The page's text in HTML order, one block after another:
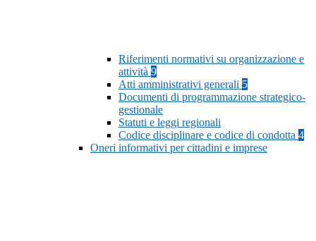
Riferimenti normativi su organizzazione e
attività 9
Atti amministrativi generali 5
Documenti di programmazione strategico-
gestionale
Statuti e leggi regionali
Codice disciplinare e codice di condotta 4
Oneri informativi per cittadini e imprese